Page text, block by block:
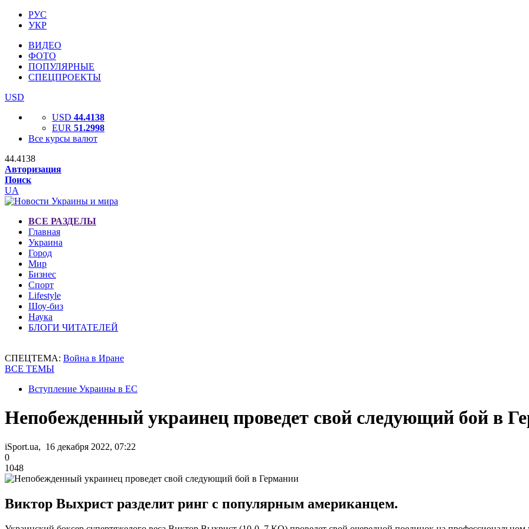
РУС
УКР
ВИДЕО
ФОТО
ПОПУЛЯРНЫЕ
СПЕЦПРОЕКТЫ
USD
USD 44.4138
EUR 51.2998
Все курсы валют
44.4138
Авторизация
Поиск
UA
ВСЕ РАЗДЕЛЫ
Главная
Украина
Город
Мир
Бизнес
Спорт
Lifestyle
Шоу-биз
Наука
БЛОГИ ЧИТАТЕЛЕЙ
СПЕЦТЕМА: Война в Иране
ВСЕ ТЕМЫ
Вступление Украины в ЕС
Непобежденный украинец проведет свой следующий бой в
iSport.ua, 16 декабря 2022, 07:22
0
1048
Виктор Выхрист разделит ринг с популярным американцем.